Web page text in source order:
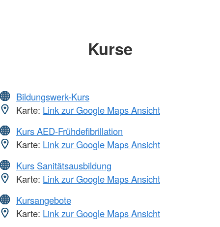
Kurse
Bildungswerk-Kurs
Karte: Link zur Google Maps Ansicht
Kurs AED-Frühdefibrillation
Karte: Link zur Google Maps Ansicht
Kurs Sanitätsausbildung
Karte: Link zur Google Maps Ansicht
Kursangebote
Karte: Link zur Google Maps Ansicht